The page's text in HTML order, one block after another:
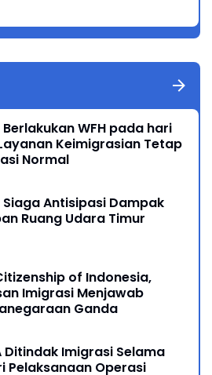
WFH pada hari
Keimigrasian Tetap
Normal
Antisipasi Dampak
Ruang Udara Timur
of Indonesia,
Imigrasi Menjawab
Ganda
Ditindak Imigrasi Selama
Pelaksanaan Operasi